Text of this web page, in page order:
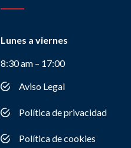
Lunes a viernes
8:30 am – 17:00
Aviso Legal
Política de privacidad
Política de cookies